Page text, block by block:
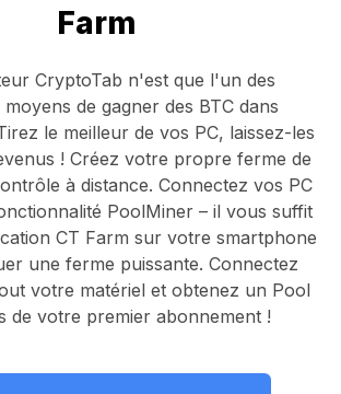
Farm
CryptoTab n'est que l'un des
de gagner des BTC dans
le meilleur de vos PC, laissez-les
! Créez votre propre ferme de
à distance. Connectez vos PC
PoolMiner– il vous suffit
CT Farm sur votre smartphone
une ferme puissante. Connectez
votre matériel et obtenez un Pool
de votre premier abonnement !